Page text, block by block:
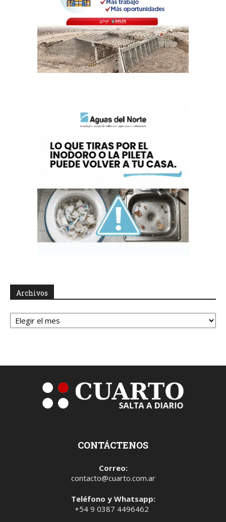
Archivos
Archivos
CONTÁCTENOS
Correo:
contacto@cuarto.com.ar
Teléfono y Whatsapp:
+54 9 0387 4496462